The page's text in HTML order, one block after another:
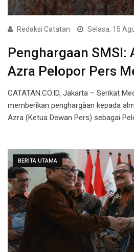
Redaksi Catatan Selasa, 15
Penghargaan SMSI:
Azra Pelopor Pers
CATATAN.CO.ID, Jakarta – Serikat
memberikan penghargàan kepada
Azra (Ketua Dewan Pers) sebagai
BERITA UTAMA